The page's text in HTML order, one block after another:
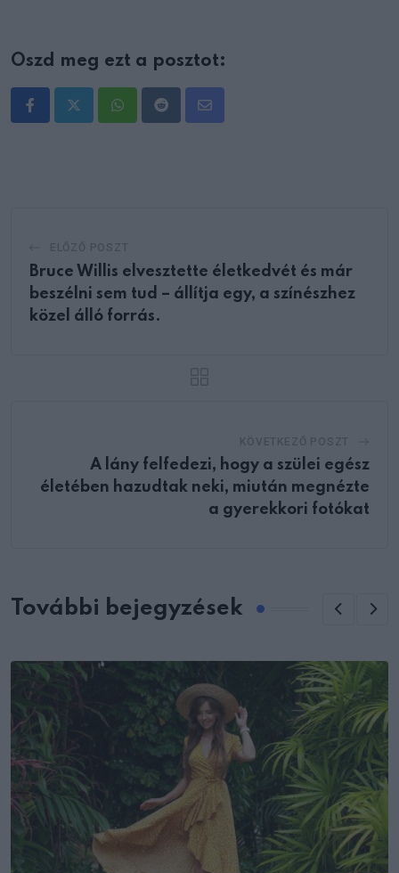
Oszd meg ezt a posztot:
WhatsappRedditShare
Bruce Willis elvesztette életkedvét és már
beszélni sem tud – állítja egy, a színészhez
közel álló forrás.
A lány felfedezi, hogy a szülei egész
életében hazudtak neki, miután megnézte
a gyerekkori fotókat
További bejegyzések